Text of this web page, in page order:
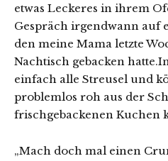
etwas Leckeres in ihrem
Gespräch irgendwann auf
den meine Mama letzte
Nachtisch gebacken
einfach alle Streusel und
problemlos roh aus der
frischgebackenen Kuchen
„Mach doch mal einen